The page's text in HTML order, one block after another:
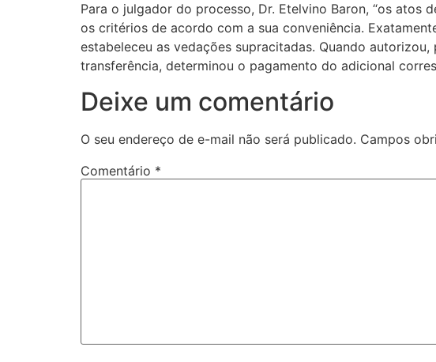
Para o julgador do processo, Dr. Etelvino Baron, “os
os critérios de acordo com a sua conveniência.
estabeleceu as vedações supracitadas. Quando
transferência, determinou o pagamento do adicional
Deixe um comentário
O seu endereço de e-mail não será publicado. Campos
Comentário *